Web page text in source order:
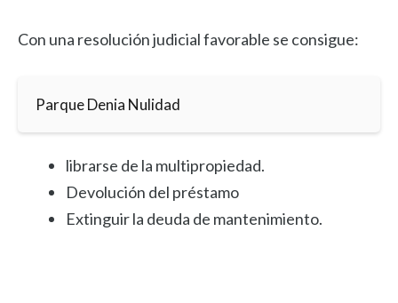
Con una resolución judicial favorable se consigue:
Parque Denia Nulidad
librarse de la multipropiedad.
Devolución del préstamo
Extinguir la deuda de mantenimiento.